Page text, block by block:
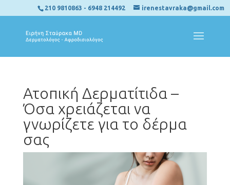
210 9810863 - 6948 214492 irenestavraka@gmail.com
Ατοπική Δερματίτιδα –
Όσα χρειάζεται να
γνωρίζετε για το δέρμα
σας